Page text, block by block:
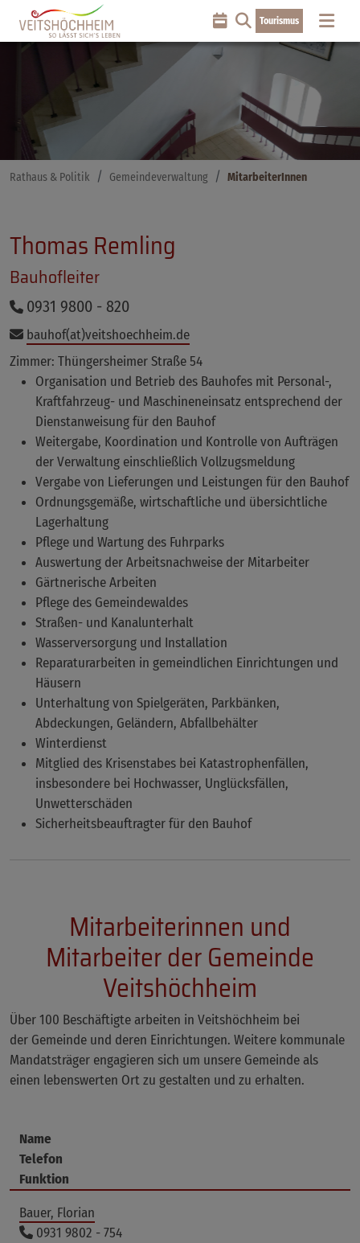
Tourismus
Rathaus & Politik Gemeindeverwaltung MitarbeiterInnen
Thomas Remling
Bauhofleiter
0931 9800 - 820
bauhof(at)veitshoechheim.de
Zimmer: Thüngersheimer Straße 54
Organisation und Betrieb des Bauhofes mit Personal-,
Kraftfahrzeug- und Maschineneinsatz entsprechend der
Dienstanweisung für den Bauhof
Weitergabe, Koordination und Kontrolle von Aufträgen
der Verwaltung einschließlich Vollzugsmeldung
Vergabe von Lieferungen und Leistungen für den Bauhof
Ordnungsgemäße, wirtschaftliche und übersichtliche
Lagerhaltung
Pflege und Wartung des Fuhrparks
Auswertung der Arbeitsnachweise der Mitarbeiter
Gärtnerische Arbeiten
Pflege des Gemeindewaldes
Straßen- und Kanalunterhalt
Wasserversorgung und Installation
Reparaturarbeiten in gemeindlichen Einrichtungen und
Häusern
Unterhaltung von Spielgeräten, Parkbänken,
Abdeckungen, Geländern, Abfallbehälter
Winterdienst
Mitglied des Krisenstabes bei Katastrophenfällen,
insbesondere bei Hochwasser, Unglücksfällen,
Unwetterschäden
Sicherheitsbeauftragter für den Bauhof
Mitarbeiterinnen und
Mitarbeiter der Gemeinde
Veitshöchheim
Über 100 Beschäftigte arbeiten in Veitshöchheim bei
der Gemeinde und deren Einrichtungen. Weitere kommunale
Mandatsträger engagieren sich um unsere Gemeinde als
einen lebenswerten Ort zu gestalten und zu erhalten.
Name
Telefon
Funktion
Bauer, Florian
0931 9802 - 754